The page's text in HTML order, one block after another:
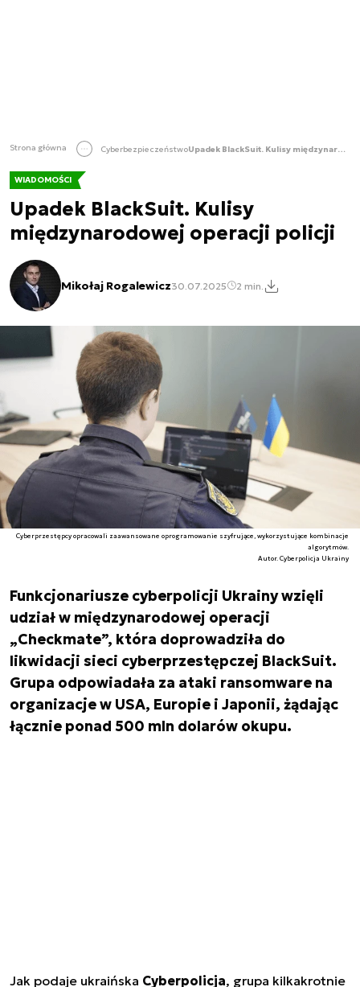
Strona główna Cyberbezpieczeństwo Upadek BlackSuit. Kulisy międzynarodowej operacji policji
WIADOMOŚCI
Upadek BlackSuit. Kulisy
międzynarodowej operacji policji
Mikołaj Rogalewicz30.07.2025 2 min.
Cyberprzestępcy opracowali zaawansowane oprogramowanie szyfrujące, wykorzystujące kombinacje
algorytmów.
Autor. Cyberpolicja Ukrainy
Funkcjonariusze cyberpolicji Ukrainy wzięli
udział w międzynarodowej operacji
„Checkmate”, która doprowadziła do
likwidacji sieci cyberprzestępczej BlackSuit.
Grupa odpowiadała za ataki ransomware na
organizacje w USA, Europie i Japonii, żądając
łącznie ponad 500 mln dolarów okupu.
Jak podaje ukraińska Cyberpolicja, grupa kilkakrotnie